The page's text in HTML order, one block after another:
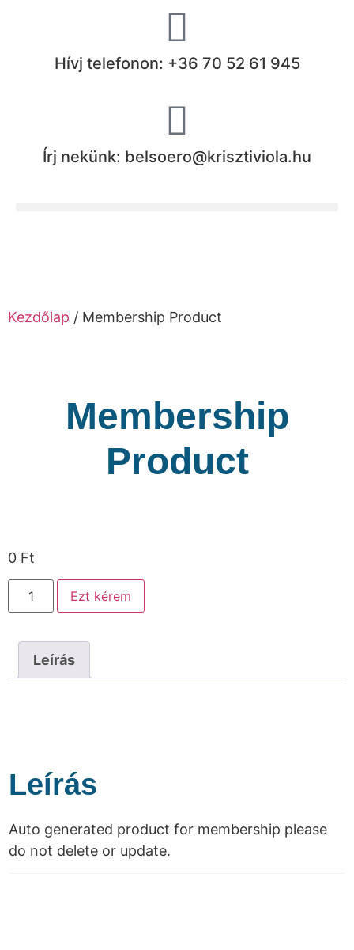
Hívj telefonon: +36 70 52 61 945
Írj nekünk: belsoero@krisztiviola.hu
Kezdőlap / Membership Product
Membership
Product
0 Ft
Ezt kérem
Leírás
Leírás
Auto generated product for membership please
do not delete or update.